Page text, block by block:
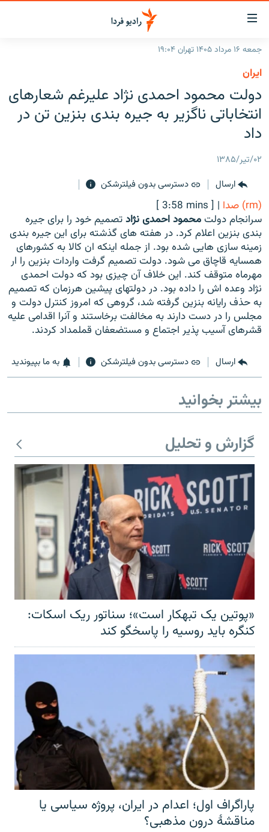
لینک‌های
قابلیت
دسترسی
بازگشت
منوی
اصلی
رفتن
صفحه
ایران
جهان
رادیو
گزارش‌های تصویری
گزارش‌های ویدئویی
زنان فردا
English
به ما بپیوندید
زبان‌های دیگر
جمعه ۱۶ مرداد ۱۴۰۵ تهران ۱۹:۰۴
ايران
دولت محمود احمدی نژاد علیرغم شعارهای
انتخاباتی ناگزیر به جیره بندی بنزین تن در
داد
۰۲/تیر/۱۳۸۵
ارسال
دسترسی بدون فیلترشکن
(rm) صدا |
[ 3:58 mins ]
سرانجام دولتمحمود احمدی نژادتصمیم خود را برای جیره
بندی بنزین اعلام کرد. در هفته های گذشته برای این جیره بندی
زمینه سازی هایی شده بود. از جمله اینکه ان کالا به کشورهای
همسایه قاچاق می شود. دولت تصمیم گرفت واردات بنزین را ار
مهرماه متوقف کند. این خلاف آن چیزی بود که دولت احمدی
نژاد وعده اش را داده بود. در دولتهای پیشین هرزمان که تصمیم
به حذف رایانه بنزین گرفته شد، گروهی که امروز کنترل دولت و
مجلس را در دست دارند به مخالفت برخاستند و آنرا اقدامی علیه
قشرهای آسیب پذیر اجتماع و مستضعفان قملمداد کردند.
ارسال دسترسی بدون فیلترشکن به ما بپیوندید
بیشتر بخوانید
گزارش و تحلیل
«پوتین یک تبهکار است»؛ سناتور ریک اسکات:
کنگره باید روسیه را پاسخگو کند
پاراگراف اول؛ اعدام در ایران، پروژه سیاسی یا
مناقشهٔ درون مذهبی؟